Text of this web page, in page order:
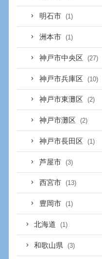
明石市 (1)
洲本市 (1)
神戸市中央区 (27)
神戸市兵庫区 (10)
神戸市東灘区 (2)
神戸市灘区 (2)
神戸市長田区 (1)
芦屋市 (3)
西宮市 (13)
豊岡市 (1)
北海道 (1)
和歌山県 (3)